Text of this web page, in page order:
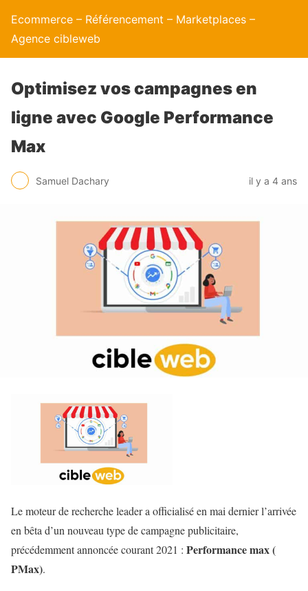
Ecommerce – Référencement – Marketplaces –
Agence cibleweb
Optimisez vos campagnes en
ligne avec Google Performance
Max
Samuel Dachary il y a 4 ans
Le moteur de recherche leader a officialisé en mai dernier l’arrivée
en bêta d’un nouveau type de campagne publicitaire,
précédemment annoncée courant 2021 : Performance max (
PMax).